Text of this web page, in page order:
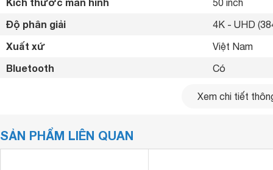
50 inch
Độ phân giải 4K - UHD
Xuất xứ Việt Nam
Bluetooth Có
Cổng LAN,
USB
Xem chi tiết
SẢN PHẨM LIÊN QUAN